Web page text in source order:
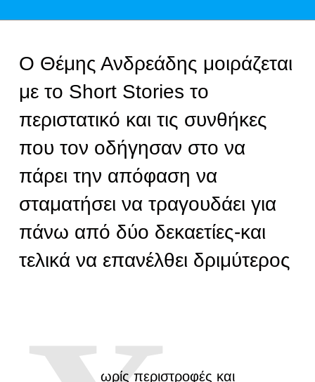
Ο Θέμης Ανδρεάδης μοιράζεται
με το Short Stories το
περιστατικό και τις συνθήκες
που τον οδήγησαν στο να
πάρει την απόφαση να
σταματήσει να τραγουδάει για
πάνω από δύο δεκαετίες-και
τελικά να επανέλθει δριμύτερος
ωρίς περιστροφές και